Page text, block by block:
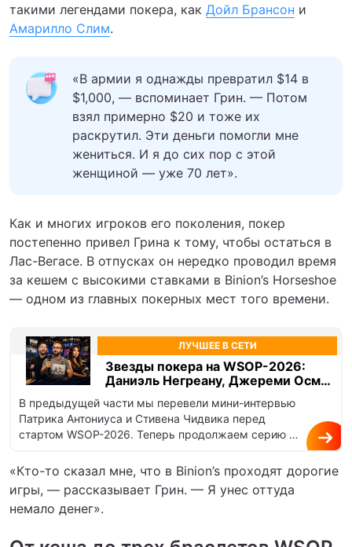
такими легендами покера, как Дойл Брансон и
Амарилло Слим.
«В армии я однажды превратил $14 в
$1,000, — вспоминает Грин. — Потом
взял примерно $20 и тоже их
раскрутил. Эти деньги помогли мне
жениться. И я до сих пор с этой
женщиной — уже 70 лет».
Как и многих игроков его поколения, покер
постепенно привел Грина к тому, чтобы остаться в
Лас-Вегасе. В отпусках он нередко проводил время
за кешем с высокими ставками в Binion’s Horseshoe
— одном из главных покерных мест того времени.
ЛУЧШЕЕ В СЕТИ
Звезды покера на WSOP-2026:
Даниэль Негреану, Джереми Осмус
В предыдущей части мы перевели мини-интервью
Патрика Антониуса и Стивена Чидвика перед
стартом WSOP-2026. Теперь продолжаем серию с
Марией…
«Кто-то сказал мне, что в Binion’s проходят дорогие
игры, — рассказывает Грин. — Я унес оттуда
немало денег».